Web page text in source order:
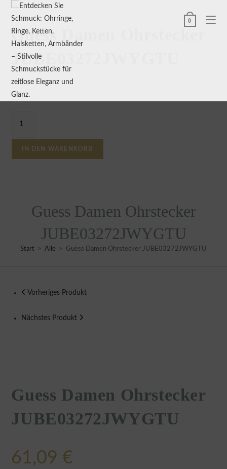
0
Ausgewählt:
Guess Damen Ohrstecker
JUBE03272JWYGTU
61,09
IN DEN WARENKORB
Guess Damen Ohrstecker
JUBE03272JWYGTU
Start > Alle > Guess Damen Ohrstecker JUBE03272JWYGTU
Vorheriges Produkt
Nächstes Produkt
Guess Damen Ohrstecker
JUBE03272JWYGTU
61,09€